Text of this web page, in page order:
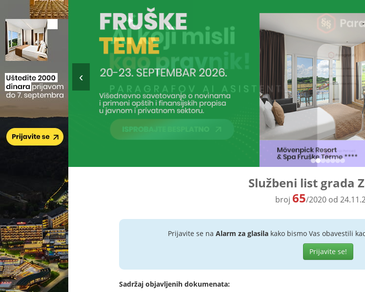
Službeni list grada
broj 65/2020 od
Prijavite se na Alarm za glasilakako bismo Vas obavestili
Prijavite se!
Sadržaj objavljenih dokumenata: